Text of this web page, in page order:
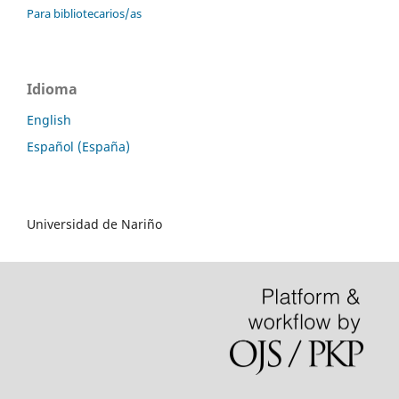
Para bibliotecarios/as
Idioma
English
Español (España)
Universidad de Nariño